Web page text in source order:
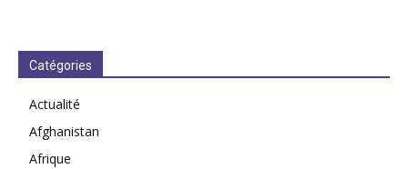
Catégories
Actualité
Afghanistan
Afrique